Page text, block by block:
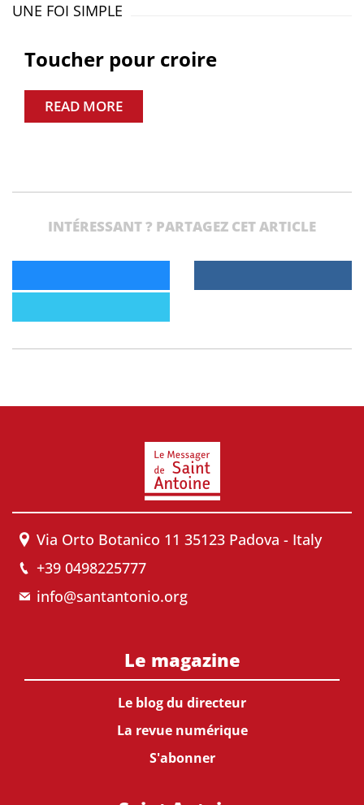
UNE FOI SIMPLE
Toucher pour croire
READ MORE
INTÉRESSANT ? PARTAGEZ CET ARTICLE
Via Orto Botanico 11 35123 Padova - Italy
+39 0498225777
info@santantonio.org
Le magazine
Le blog du directeur
La revue numérique
S'abonner